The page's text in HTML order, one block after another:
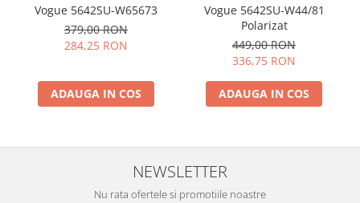
Vogue 5642SU-W65673
379,00 RON
284,25 RON
ADAUGA IN COS
Vogue 5642SU-W44/81
Polarizat
449,00 RON
336,75 RON
ADAUGA IN COS
NEWSLETTER
Nu rata ofertele si promotiile noastre